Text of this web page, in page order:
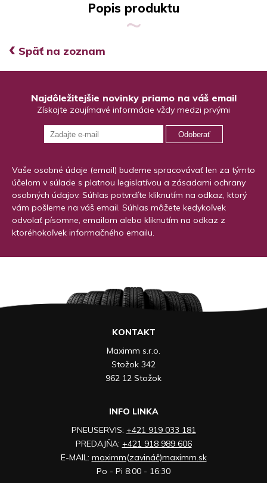
Popis produktu
‹ Späť na zoznam
Najdôležitejšie novinky priamo na váš email
Získajte zaujímavé informácie vždy medzi prvými
Odoberať
Vaše osobné údaje (email) budeme spracovávať len za týmto
účelom v súlade s platnou legislatívou a zásadami ochrany
osobných údajov. Súhlas potvrdíte kliknutím na odkaz, ktorý
vám pošleme na váš email. Súhlas môžete kedykoľvek
odvolať písomne, emailom alebo kliknutím na odkaz z
ktoréhokoľvek informačného emailu.
KONTAKT
Maximm s.r.o.
Stožok 342
962 12 Stožok
INFO LINKA
PNEUSERVIS: +421 919 033 181
PREDAJŇA: +421 918 989 606
E-MAIL: maximm(zavináč)maximm.sk
Po - Pi 8:00 - 16:30